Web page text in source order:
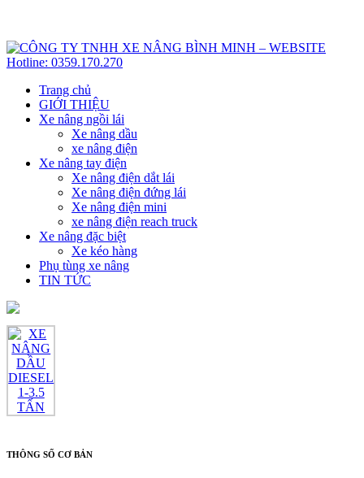
Hotline: 0359.170.270
Trang chủ
GIỚI THIỆU
Xe nâng ngồi lái
Xe nâng dầu
xe nâng điện
Xe nâng tay điện
Xe nâng điện dắt lái
Xe nâng điện đứng lái
Xe nâng điện mini
xe nâng điện reach truck
Xe nâng đặc biệt
Xe kéo hàng
Phụ tùng xe nâng
TIN TỨC
THÔNG SỐ CƠ BẢN